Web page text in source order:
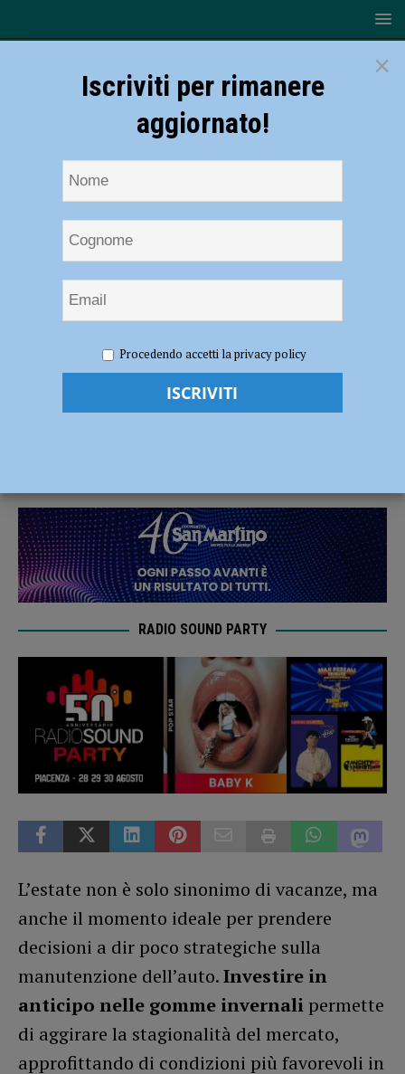
aiuta a risparmiare
Gomme invernali: perché muoversi prima
RADIO SOUND PARTY
L’estate non è solo sinonimo di vacanze, ma
anche il momento ideale per prendere
decisioni a dir poco strategiche sulla
manutenzione dell’auto.Investire in
anticipo nelle gomme invernali permette
di aggirare la stagionalità del mercato,
approfittando di condizioni più favorevoli in
×
Iscriviti per rimanere
aggiornato!
Procedendo accetti la privacy policy